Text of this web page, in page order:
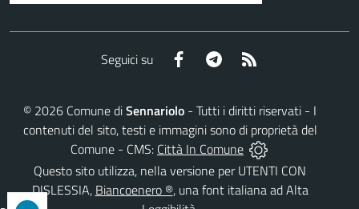
Seguici su Facebook Telegram
© 2026 Comune diSennariolo - Tutti i diritti riservati - I
contenuti del sito, testi e immagini sono di proprietà del
Comune - CMS: Città In Comune
Questo sito utilizza, nella versione per UTENTI CON
DISLESSIA, Biancoenero ®, una font italiana ad Alta